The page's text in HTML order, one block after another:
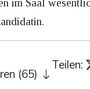
im Saal
Teilen:
(65)